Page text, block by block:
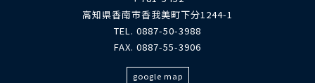
高知県香南市香我美町下分1244-1
TEL. 0887-50-3988
FAX. 0887-55-3906
google map